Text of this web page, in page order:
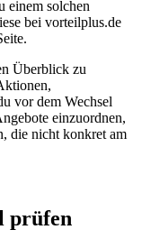
einem solchen
bei vorteilplus.de
Überblick zu
vor dem Wechsel
einzuordnen,
die nicht konkret am
prüfen